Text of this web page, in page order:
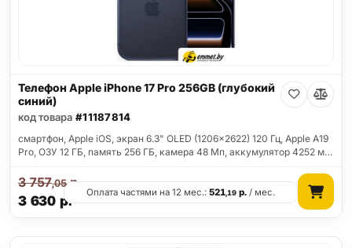
Телефон Apple iPhone 17 Pro 256GB (глубокий
синий)
код товара #11187814
смартфон, Apple iOS, экран 6.3" OLED (1206x2622) 120 Гц, Apple A19
Pro, ОЗУ 12 ГБ, память 256 ГБ, камера 48 Мп, аккумулятор 4252 м…
3 630 р.
3 757,05р.
Оплата частями на 12 мес.:521,19 р. / мес.